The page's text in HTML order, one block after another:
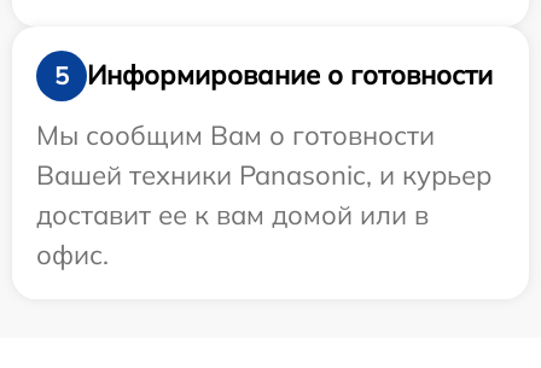
5
Информирование о готовности
Мы сообщим Вам о готовности
Вашей техники Panasonic, и курьер
доставит ее к вам домой или в
офис.